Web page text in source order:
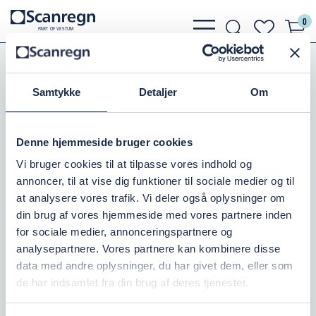
Samtykke Detaljer Om
Denne hjemmeside bruger cookies
Vi bruger cookies til at tilpasse vores indhold og
annoncer, til at vise dig funktioner til sociale medier og til
at analysere vores trafik. Vi deler også oplysninger om
din brug af vores hjemmeside med vores partnere inden
for sociale medier, annonceringspartnere og
analysepartnere. Vores partnere kan kombinere disse
data med andre oplysninger, du har givet dem, eller som
de har indsamlet fra din brug af deres tjenester.
PARTOF VESTUM
bars
light
search
light
heart 0
Slanger, Spændebånd
Slangebånd
RUSTFRI PARI BÅND 85-95MM
Varenr.:
På lager: 10+
211,25 DKKinkl. moms
Læg i kurv